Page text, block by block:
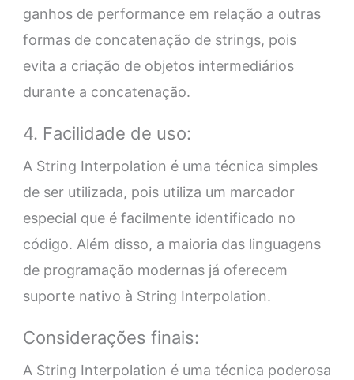
ganhos de performance em relação a outras
formas de concatenação de strings, pois
evita a criação de objetos intermediários
durante a concatenação.
4. Facilidade de uso:
A String Interpolation é uma técnica simples
de ser utilizada, pois utiliza um marcador
especial que é facilmente identificado no
código. Além disso, a maioria das linguagens
de programação modernas já oferecem
suporte nativo à String Interpolation.
Considerações finais:
A String Interpolation é uma técnica poderosa